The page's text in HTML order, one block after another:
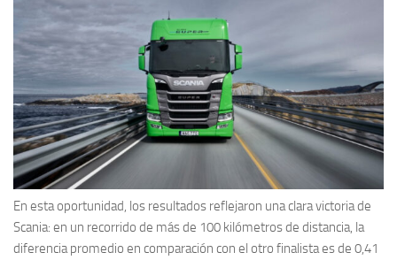
En esta oportunidad, los resultados reflejaron una clara victoria de
Scania: en un recorrido de más de 100 kilómetros de distancia, la
diferencia promedio en comparación con el otro finalista es de 0,41